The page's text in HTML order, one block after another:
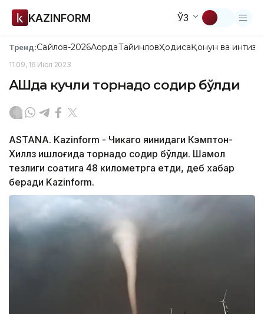
KAZINFORM ЎЗ
Тренд:Сайлов-2026АқордаТайинловҲодисаҚонун ва
11:09, 16 Июл 2023
АҚШда кучли торнадо содир бўлди
ASTANA. Kazinform - Чикаго яқинидаги Кэмптон-
Хиллз қишлоғида торнадо содир бўлди. Шамол
тезлиги соатига 48 километрга етди, деб хабар
беради Kazinform.